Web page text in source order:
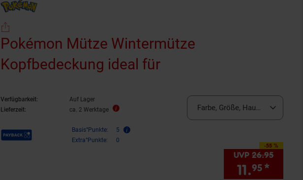
Pokémon Mütze Wintermütze
Kopfbedeckung ideal für
Verfügbarkeit:
Auf Lager
Lieferzeit:
ca. 2 Werktage
Payback Punkte Basis°Punkte:
5
Extra°Punkte:
0
Farbe, Größe, Hauptmaterial:
-55 %
Sie Sparen 55 Prozent,
UVP 26.95
11.95 *